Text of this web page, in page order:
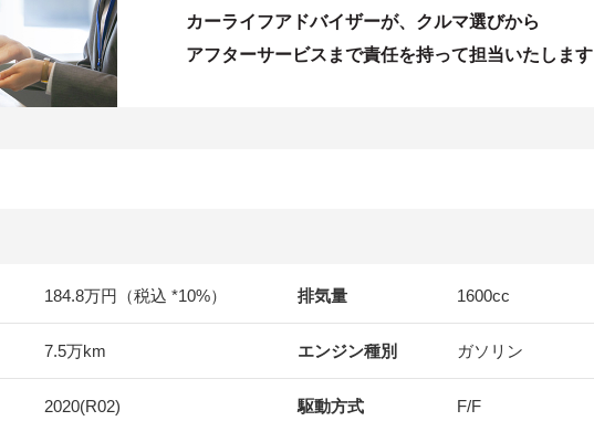
カーライフアドバイザーが、クルマ選びから
アフターサービスまで責任を持って担当いたします
184.8万円（税込 *10%） 排気量 1600cc
7.5万km エンジン種別 ガソリン
2020(R02) 駆動方式 F/F